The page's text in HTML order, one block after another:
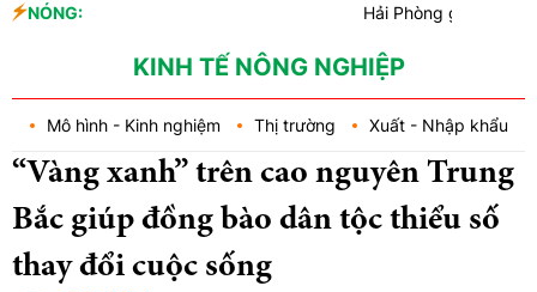
NÓNG:
Hải Phòng giao nhiệm vụ bứt
Cảnh báo canh tác cần sa làm
KINH TẾ NÔNG NGHIỆP
Mô hình - Kinh nghiệm Thị trường Xuất - Nhập khẩu
“Vàng xanh” trên cao nguyên Trung
Bắc giúp đồng bào dân tộc thiểu số
thay đổi cuộc sống